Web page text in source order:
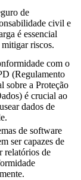
de
civil e
é essencial
mitigar riscos.
com o
(Regulamento
sobre a Proteção
é crucial ao
dados de
de software
ser capazes de
relatórios de